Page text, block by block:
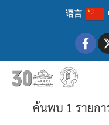
语言
ค้นพบ 1 รายก